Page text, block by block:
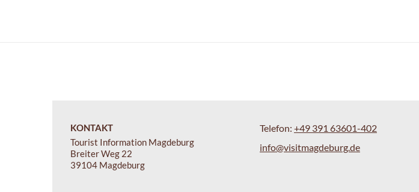
KONTAKT
Tourist Information Magdeburg
Breiter Weg 22
39104 Magdeburg
Telefon: +49 391 63601-402
info@visitmagdeburg.de